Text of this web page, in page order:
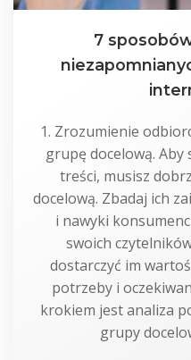
7
1. Zrozumienie
grupę docelową.
treści, musisz
docelową. Zbadaj ich
i nawyki
swoich
dostarczyć im
potrzeby i
krokiem jest analiza
grupy